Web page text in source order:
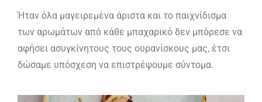
Ήταν όλα μαγειρεμένα άριστα και το παιχνίδισμα
των αρωμάτων από κάθε μπαχαρικό δεν μπόρεσε να
αφήσει ασυγκίνητους τους ουρανίσκους μας, έτσι
δώσαμε υπόσχεση να επιστρέψουμε σύντομα.